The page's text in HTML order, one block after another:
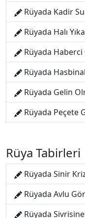
Rüyada Kadir
Rüyada Halı
Rüyada
Rüyada
Rüyada Gelin
Rüyada Peçete
Rüya Tabirleri
Rüyada Sinir
Rüyada Avlu
Rüyada